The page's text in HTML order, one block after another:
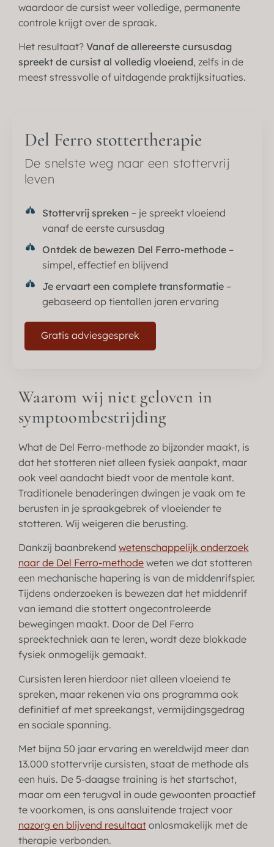
waardoor de cursist weer volledige, permanente
controle krijgt over de spraak.
Het resultaat? Vanaf de allereerste cursusdag
spreekt de cursist al volledig vloeiend, zelfs in de
meest stressvolle of uitdagende praktijksituaties.
Del Ferro stottertherapie
De snelste weg naar een stottervrij
leven
Stottervrij spreken – je spreekt vloeiend
vanaf de eerste cursusdag
Ontdek de bewezen Del Ferro-methode–
simpel, effectief en blijvend
Je ervaart een complete transformatie–
gebaseerd op tientallen jaren ervaring
Gratis adviesgesprek
Waarom wij niet geloven in
symptoombestrijding
What de Del Ferro-methode zo bijzonder maakt, is
dat het stotteren niet alleen fysiek aanpakt, maar
ook veel aandacht biedt voor de mentale kant.
Traditionele benaderingen dwingen je vaak om te
berusten in je spraakgebrek of vloeiender te
stotteren. Wij weigeren die berusting.
Dankzij baanbrekend wetenschappelijk onderzoek
naar de Del Ferro-methode weten we dat stotteren
een mechanische hapering is van de middenrifspier.
Tijdens onderzoeken is bewezen dat het middenrif
van iemand die stottert ongecontroleerde
bewegingen maakt. Door de Del Ferro
spreektechniek aan te leren, wordt deze blokkade
fysiek onmogelijk gemaakt.
Cursisten leren hierdoor niet alleen vloeiend te
spreken, maar rekenen via ons programma ook
definitief af met spreekangst, vermijdingsgedrag
en sociale spanning.
Met bijna 50 jaar ervaring en wereldwijd meer dan
13.000 stottervrije cursisten, staat de methode als
een huis. De 5-daagse training is het startschot,
maar om een terugval in oude gewoonten proactief
te voorkomen, is ons aansluitende traject voor
nazorg en blijvend resultaat onlosmakelijk met de
therapie verbonden.